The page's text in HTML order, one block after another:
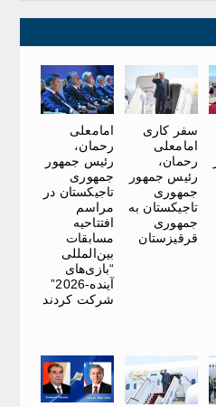
سفر کاری
امامعلی
رحمان،
رئیس جمهور
جمهوری
تاجیکستان به
جمهوری
قرقیزستان
امامعلی
رحمان،
رئیس جمهور
جمهوری
تاجیکستان در
مراسم
افتتاحیه
مسابقات
بین‌المللی
“بازی‌های
آینده-2026”
شرکت کردند